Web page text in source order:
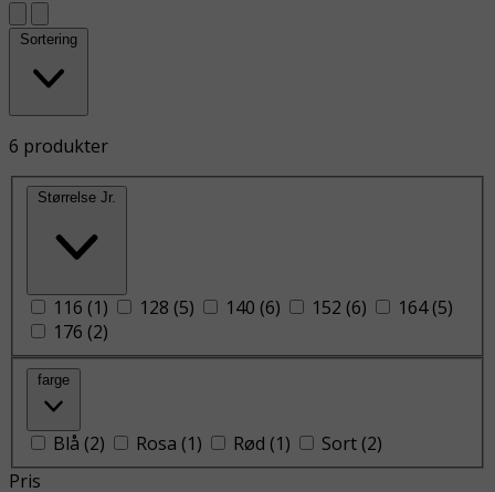
Sortering
6 produkter
Størrelse Jr.
116 (1) 128 (5) 140 (6) 152 (6) 164 (5)
176 (2)
farge
Blå (2) Rosa (1) Rød (1) Sort (2)
Pris